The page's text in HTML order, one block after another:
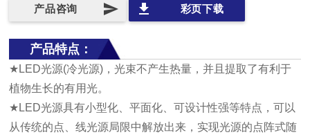
send
产品咨询 file_download 彩页下载
产品特点：
★LED光源(冷光源)，光束不产生热量，并且提取了有利于
植物生长的有用光。
★LED光源具有小型化、平面化、可设计性强等特点，可以
从传统的点、线光源局限中解放出来，实现光源的点阵式随